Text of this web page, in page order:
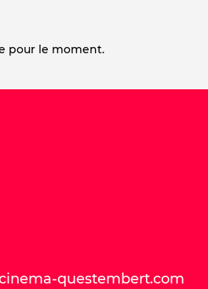
pour le moment.
questembert.com